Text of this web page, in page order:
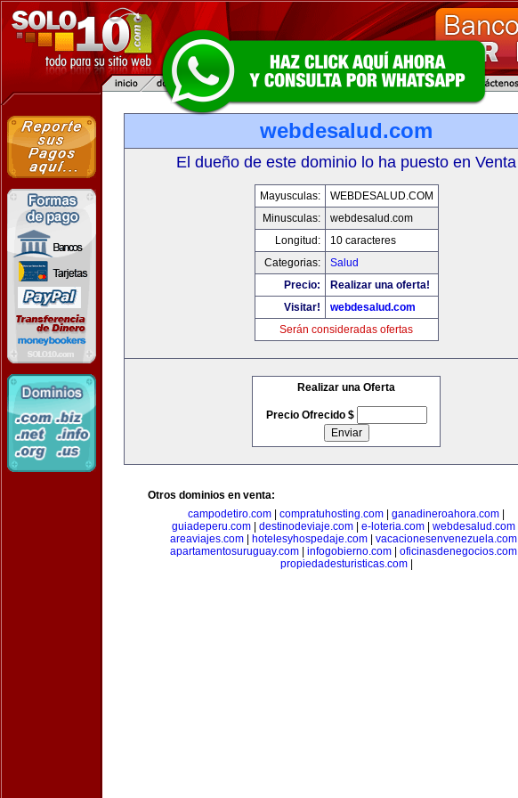
webdesalud.com
El dueño de este dominio lo ha puesto en Venta
Mayusculas:
WEBDESALUD.COM
Minusculas:
webdesalud.com
Longitud:
10 caracteres
Categorias:
Salud
Precio:
Realizar una oferta!
Visitar!
webdesalud.com
Serán consideradas ofertas
Realizar una Oferta
Precio Ofrecido $
Otros dominios en venta:
campodetiro.com
compratuhosting.com ganadineroahora.com
guiadeperu.com
destinodeviaje.com e-loteria.com webdesalud.com
areaviajes.com
hotelesyhospedaje.com vacacionesenvenezuela.com
apartamentosuruguay.com
infogobierno.com oficinasdenegocios.com
propiedadesturisticas.com|